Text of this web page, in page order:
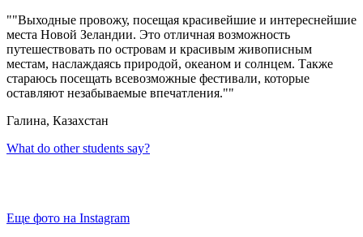
"Выходные провожу, посещая красивейшие и интереснейшие
места Новой Зеландии. Это отличная возможность
путешествовать по островам и красивым живописным
местам, наслаждаясь природой, океаном и солнцем. Также
стараюсь посещать всевозможные фестивали, которые
оставляют незабываемые впечатления."
Галина, Казахстан
What do other students say?
Еще фото на Instagram